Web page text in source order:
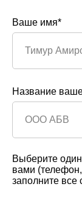
Ваше имя*
Название
Выберите
вами
заполните все